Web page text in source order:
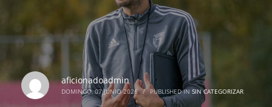
aficionadoadmin
DOMINGO, 07 JUNIO 2026 / PUBLISHED IN SIN CATEGORIZAR